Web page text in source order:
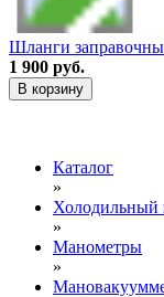
Шланги
1 900 руб.
В корзину
Каталог
»
Холодильный
»
Манометры
»